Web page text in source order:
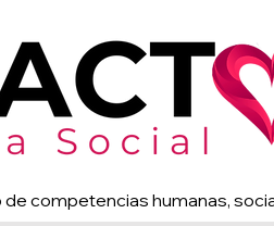
competencias humanas,